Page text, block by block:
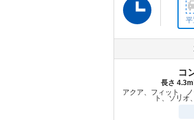
平
コ
長さ
アクア、フィット、
ト、ソリオ